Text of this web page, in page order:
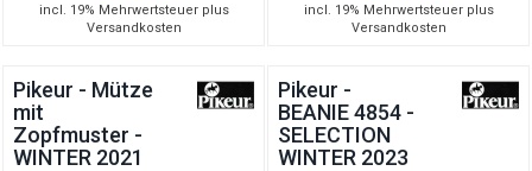
incl. 19% Mehrwertsteuer plus
Versandkosten
incl. 19% Mehrwertsteuer plus
Versandkosten
Pikeur - Mütze
mit
Zopfmuster -
WINTER 2021
Pikeur -
BEANIE 4854 -
SELECTION
WINTER 2023